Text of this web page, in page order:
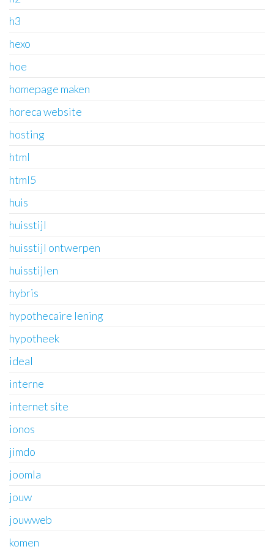
h3
hexo
hoe
homepage maken
horeca website
hosting
html
html5
huis
huisstijl
huisstijl ontwerpen
huisstijlen
hybris
hypothecaire lening
hypotheek
ideal
interne
internet site
ionos
jimdo
joomla
jouw
jouwweb
komen